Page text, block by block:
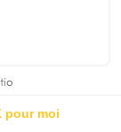
goulottes
pur